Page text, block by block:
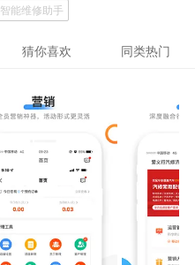
智能维修助手
猜你喜欢 同类热门